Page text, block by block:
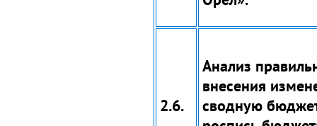
2.6.
Анализ
внесения
сводную